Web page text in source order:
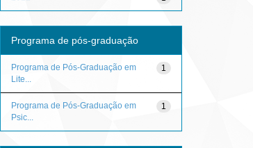
Programa de pós-graduação
1
Programa de Pós-Graduação em
Lite...
1
Programa de Pós-Graduação em
Psic...